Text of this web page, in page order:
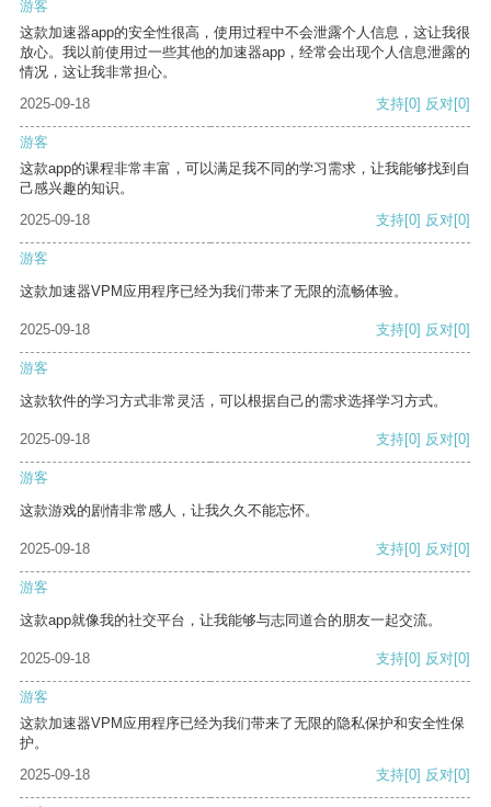
游客
这款加速器app的安全性很高，使用过程中不会泄露个人信息，这让我很
放心。我以前使用过一些其他的加速器app，经常会出现个人信息泄露的
情况，这让我非常担心。
2025-09-18
支持[0] 反对[0]
游客
这款app的课程非常丰富，可以满足我不同的学习需求，让我能够找到自
己感兴趣的知识。
2025-09-18
支持[0] 反对[0]
游客
这款加速器VPM应用程序已经为我们带来了无限的流畅体验。
2025-09-18 支持[0] 反对[0]
游客
这款软件的学习方式非常灵活，可以根据自己的需求选择学习方式。
2025-09-18 支持[0] 反对[0]
游客
这款游戏的剧情非常感人，让我久久不能忘怀。
2025-09-18 支持[0] 反对[0]
游客
这款app就像我的社交平台，让我能够与志同道合的朋友一起交流。
2025-09-18 支持[0] 反对[0]
游客
这款加速器VPM应用程序已经为我们带来了无限的隐私保护和安全性保
护。
2025-09-18
支持[0] 反对[0]